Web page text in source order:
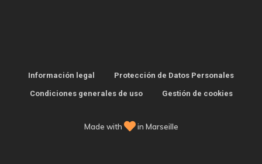
Información legal Protección de Datos Personales
Condiciones generales de uso Gestión de cookies
Made with in Marseille